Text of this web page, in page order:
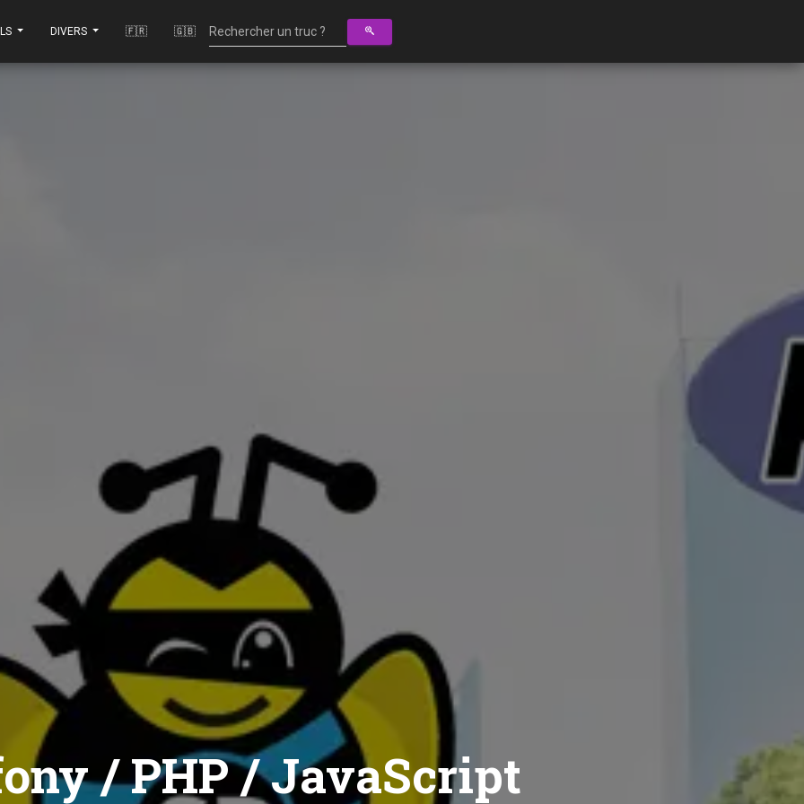
DIVERS 🇫🇷 🇬🇧
/ PHP / JavaScript